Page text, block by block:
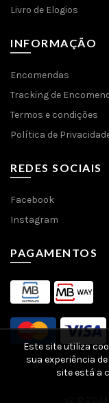
Livro de Elogios
INFORMAÇÃO
Encomendas
Tracking de
Termos e condições
Política de
REDES SOCIAIS
Facebook
Instagram
PAGAMENTOS
v2 ©
Este site utiliza
sua experiência
site está a